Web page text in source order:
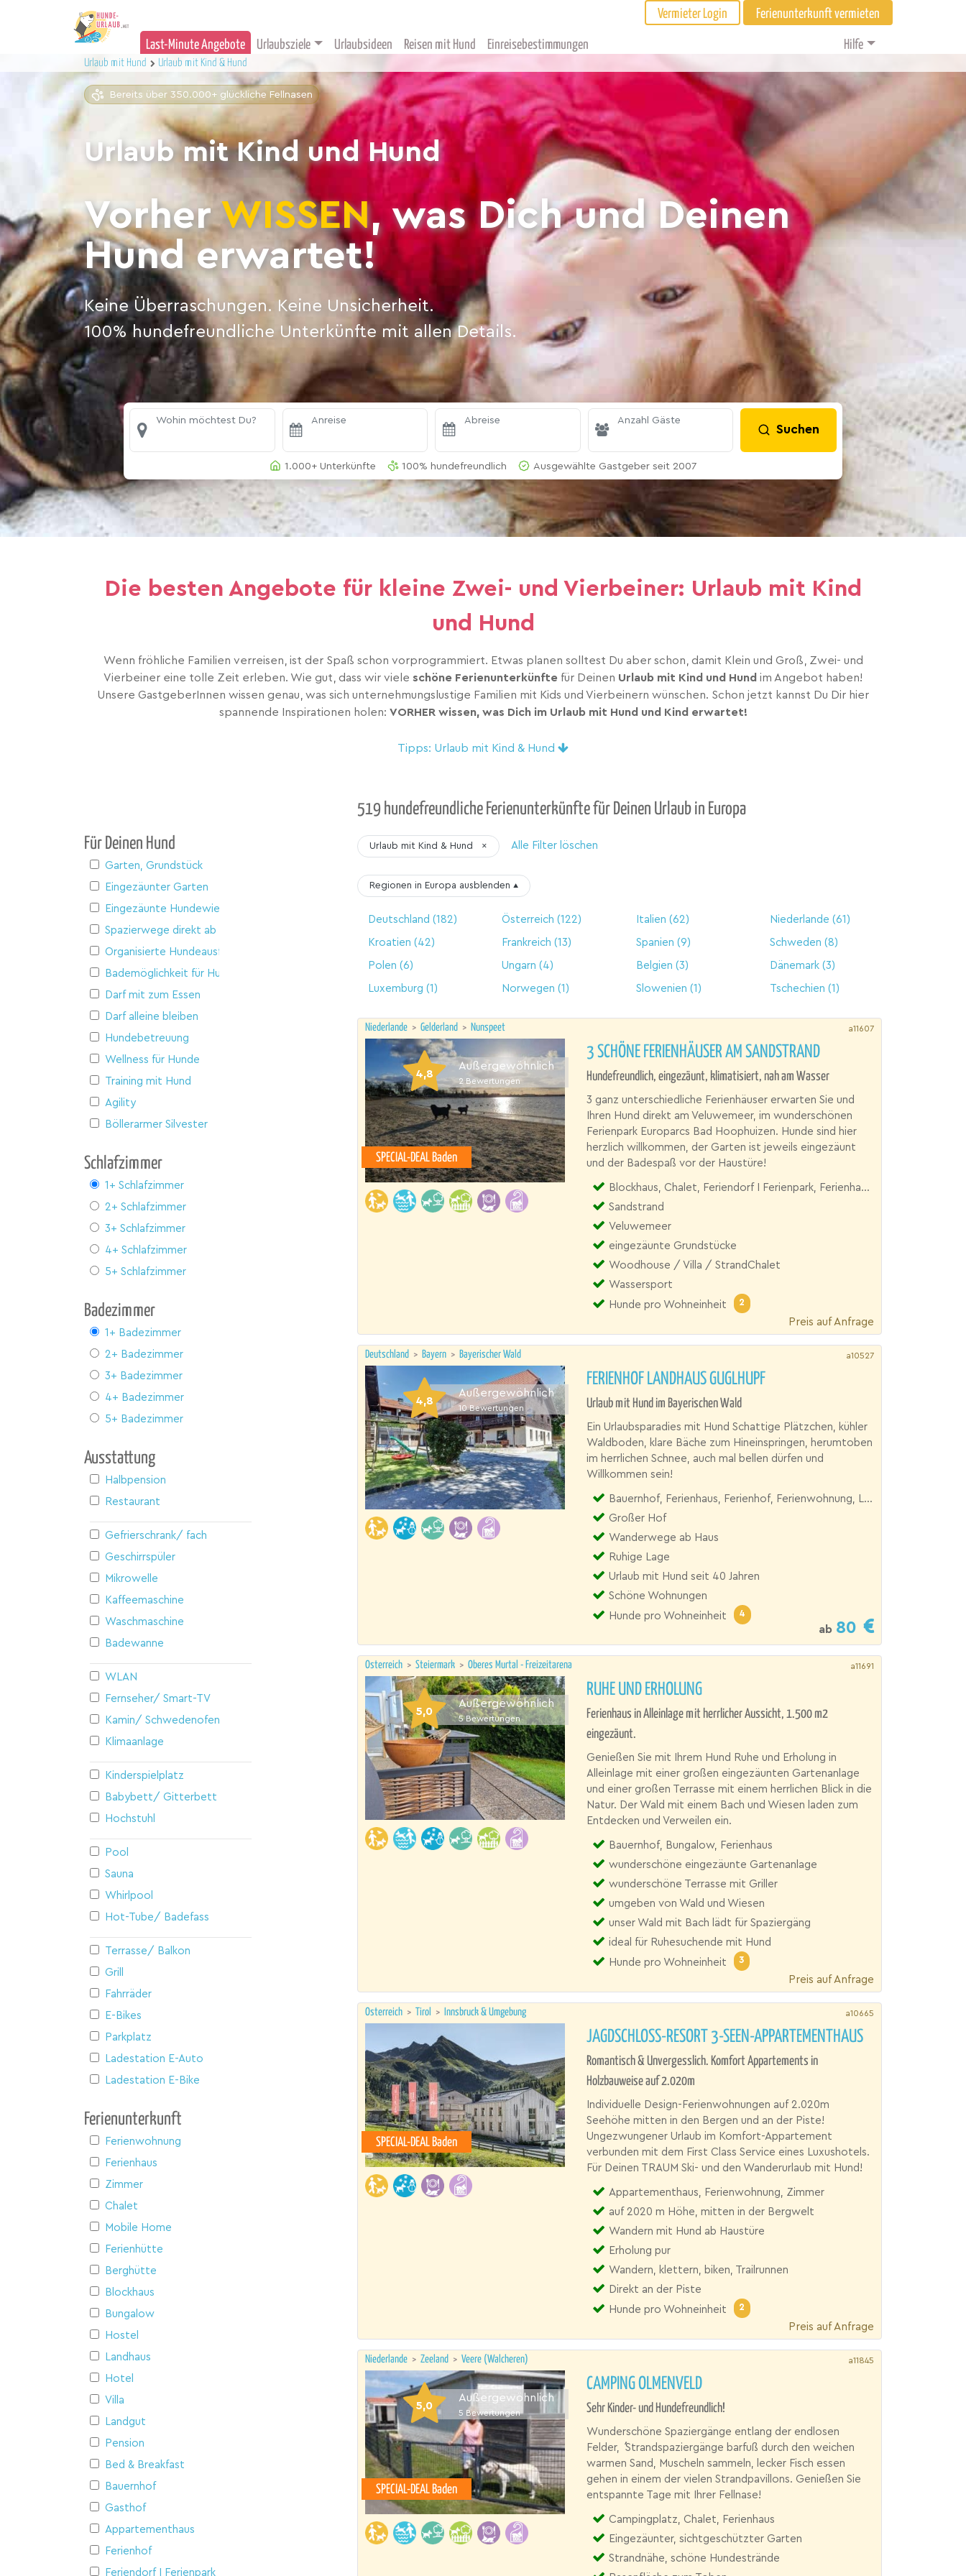
Vermieter Login Ferienunterkunft vermieten
Last-Minute Angebote Urlaubsziele Urlaubsideen Reisen mit Hund Einreisebestimmungen Hilfe
Urlaub mit Hund Urlaub mit Kind & Hund
Bereits über 350.000+ glückliche Fellnasen
Urlaub mit Kind und Hund
VorherWISSEN, was Dich und Deinen
Hund erwartet!
Keine Überraschungen. Keine Unsicherheit.
100% hundefreundliche Unterkünfte mit allen Details.
Wohin möchtest Du? Anreise Abreise Anzahl Gäste
Suchen
1.000+ Unterkünfte 100% hundefreundlich Ausgewählte Gastgeber seit 2007
Die besten Angebote für kleine Zwei- und Vierbeiner: Urlaub mit Kind
und Hund
Wenn fröhliche Familien verreisen, ist der Spaß schon vorprogrammiert. Etwas planen solltest Du aber schon, damit Klein und Groß, Zwei- und
Vierbeiner eine tolle Zeit erleben. Wie gut, dass wir viele schöne Ferienunterkünfte für Deinen Urlaub mit Kind und Hund im Angebot haben!
Unsere GastgeberInnen wissen genau, was sich unternehmungslustige Familien mit Kids und Vierbeinern wünschen. Schon jetzt kannst Du Dir hier
spannende Inspirationen holen: VORHER wissen, was Dich im Urlaub mit Hund und Kind erwartet!
Tipps: Urlaub mit Kind & Hund
Für Deinen Hund
Garten, Grundstück
Eingezäunter Garten
Eingezäunte Hundewiese
Spazierwege direkt ab Haus
Organisierte Hundeausflüge
Bademöglichkeit für Hunde
Darf mit zum Essen
Darf alleine bleiben
Hundebetreuung
Wellness für Hunde
Training mit Hund
Agility
Böllerarmer Silvester
Schlafzimmer
1+ Schlafzimmer
2+ Schlafzimmer
3+ Schlafzimmer
4+ Schlafzimmer
5+ Schlafzimmer
Badezimmer
1+ Badezimmer
2+ Badezimmer
3+ Badezimmer
4+ Badezimmer
5+ Badezimmer
Ausstattung
Halbpension
Restaurant
Gefrierschrank/ fach
Geschirrspüler
Mikrowelle
Kaffeemaschine
Waschmaschine
Badewanne
WLAN
Fernseher/ Smart-TV
Kamin/ Schwedenofen
Klimaanlage
Kinderspielplatz
Babybett/ Gitterbett
Hochstuhl
Pool
Sauna
Whirlpool
Hot-Tube/ Badefass
Terrasse/ Balkon
Grill
Fahrräder
E-Bikes
Parkplatz
Ladestation E-Auto
Ladestation E-Bike
Ferienunterkunft
Ferienwohnung
Ferienhaus
Zimmer
Chalet
Mobile Home
Ferienhütte
Berghütte
Blockhaus
Bungalow
Hostel
Landhaus
Hotel
Villa
Landgut
Pension
Bed & Breakfast
Bauernhof
Gasthof
Appartementhaus
Ferienhof
Feriendorf I Ferienpark
519 hundefreundliche Ferienunterkünfte für Deinen Urlaub in Europa
Urlaub mit Kind & Hund × Alle Filter löschen
Regionen in Europa ausblenden ▴
Deutschland (182) Österreich (122) Italien (62) Niederlande (61)
Kroatien (42) Frankreich (13) Spanien (9) Schweden (8)
Polen (6) Ungarn (4) Belgien (3) Dänemark(3)
Luxemburg (1) Norwegen (1) Slowenien (1) Tschechien (1)
Niederlande > Gelderland > Nunspeet a11607
4,8
Außergewöhnlich
2 Bewertungen
SPECIAL-DEAL Baden
3 SCHÖNE FERIENHÄUSER AM SANDSTRAND
Hundefreundlich, eingezäunt, klimatisiert, nah am Wasser
3 ganz unterschiedliche Ferienhäuser erwarten Sie und
Ihren Hund direkt am Veluwemeer, im wunderschönen
Ferienpark Europarcs Bad Hoophuizen. Hunde sind hier
herzlich willkommen, der Garten ist jeweils eingezäunt
und der Badespaß vor der Haustüre!
Blockhaus, Chalet, Feriendorf I Ferienpark, Ferienhaus, Villa
Sandstrand
Veluwemeer
eingezäunte Grundstücke
Woodhouse / Villa / StrandChalet
Wassersport
Hunde pro Wohneinheit
2
Preis auf Anfrage
Deutschland > Bayern > Bayerischer Wald a10527
4,8
Außergewöhnlich
10 Bewertungen
FERIENHOF LANDHAUS GUGLHUPF
Urlaub mit Hund im Bayerischen Wald
Ein Urlaubsparadies mit Hund Schattige Plätzchen, kühler
Waldboden, klare Bäche zum Hineinspringen, herumtoben
im herrlichen Schnee, auch mal bellen dürfen und
Willkommen sein!
Bauernhof, Ferienhaus, Ferienhof, Ferienwohnung, Landhaus, Reiterhof
Großer Hof
Wanderwege ab Haus
Ruhige Lage
Urlaub mit Hund seit 40 Jahren
Schöne Wohnungen
Hunde pro Wohneinheit
4
ab 80
Österreich > Steiermark > Oberes Murtal - Freizeitarena a11691
5,0
Außergewöhnlich
5 Bewertungen
RUHE UND ERHOLUNG
Ferienhaus in Alleinlage mit herrlicher Aussicht, 1.500 m2
eingezäunt.
Genießen Sie mit Ihrem Hund Ruhe und Erholung in
Alleinlage mit einer großen eingezäunten Gartenanlage
und einer großen Terrasse mit einem herrlichen Blick in die
Natur. Der Wald mit einem Bach und Wiesen laden zum
Entdecken und Verweilen ein.
Bauernhof, Bungalow, Ferienhaus
wunderschöne eingezäunte Gartenanlage
wunderschöne Terrasse mit Griller
umgeben von Wald und Wiesen
unser Wald mit Bach lädt für Spaziergäng
ideal für Ruhesuchende mit Hund
Hunde pro Wohneinheit
3
Preis auf Anfrage
Österreich > Tirol > Innsbruck & Umgebung a10665
SPECIAL-DEAL Baden
JAGDSCHLOSS-RESORT 3-SEEN-APPARTEMENTHAUS
Romantisch & Unvergesslich. Komfort Appartements in
Holzbauweise auf 2.020m
Individuelle Design-Ferienwohnungen auf 2.020m
Seehöhe mitten in den Bergen und an der Piste!
Ungezwungener Urlaub im Komfort-Appartement
verbunden mit dem First Class Service eines Luxushotels.
Für Deinen TRAUM Ski- und den Wanderurlaub mit Hund!
Appartementhaus, Ferienwohnung, Zimmer
auf 2020 m Höhe, mitten in der Bergwelt
Wandern mit Hund ab Haustüre
Erholung pur
Wandern, klettern, biken, Trailrunnen
Direkt an der Piste
Hunde pro Wohneinheit
2
Preis auf Anfrage
Niederlande > Zeeland > Veere (Walcheren) a11845
5,0
Außergewöhnlich
5 Bewertungen
SPECIAL-DEAL Baden
CAMPING OLMENVELD
Sehr Kinder- und Hundefreundlich!
Wunderschöne Spaziergänge entlang der endlosen
Felder, ´´ Strandspaziergänge barfuß durch den weichen
warmen Sand, Muscheln sammeln, lecker Fisch essen
gehen in einem der vielen Strandpavillons. Genießen Sie
entspannte Tage mit Ihrer Fellnase!
Campingplatz, Chalet, Ferienhaus
Eingezäunter, sichtgeschützter Garten
Strandnähe, schöne Hundestrände